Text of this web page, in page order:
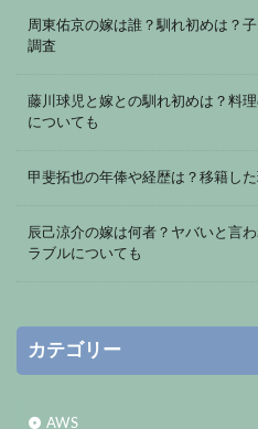
周東佑京の嫁は誰？馴れ初めは？
調査
藤川球児と嫁との馴れ初めは？料
についても
甲斐拓也の年俸や経歴は？移籍し
辰己涼介の嫁は何者？ヤバいと言
ラブルについても
カテゴリー
AWS